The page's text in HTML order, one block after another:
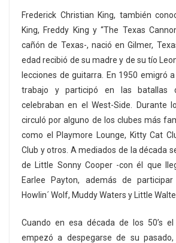
Frederick Christian King, también
King, Freddy King y “The Texas
cañón de Texas-, nació en Gilmer,
edad recibió de su madre y de su tío
lecciones de guitarra. En 1950 emigró
trabajo y participó en las batallas
celebraban en el West-Side. Durante
circuló por alguno de los clubes más
como el Playmore Lounge, Kitty Cat
Club y otros. A mediados de la década
de Little Sonny Cooper -con él que
Earlee Payton, además de
Howlin´ Wolf, Muddy Waters y Little
Cuando en esa década de los 50’s
empezó a despegarse de su pasado,